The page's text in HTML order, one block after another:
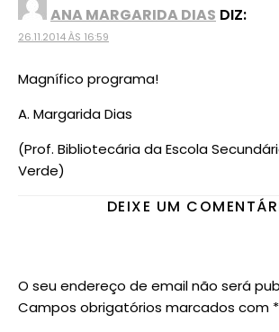
ANA MARGARIDA DIAS DIZ:
26.11.2014 ÀS 16:59
Magnífico programa!
A. Margarida Dias
(Prof. Bibliotecária da Escola
Verde)
DEIXE UM
O seu endereço de email não será
Campos obrigatórios marcados com *